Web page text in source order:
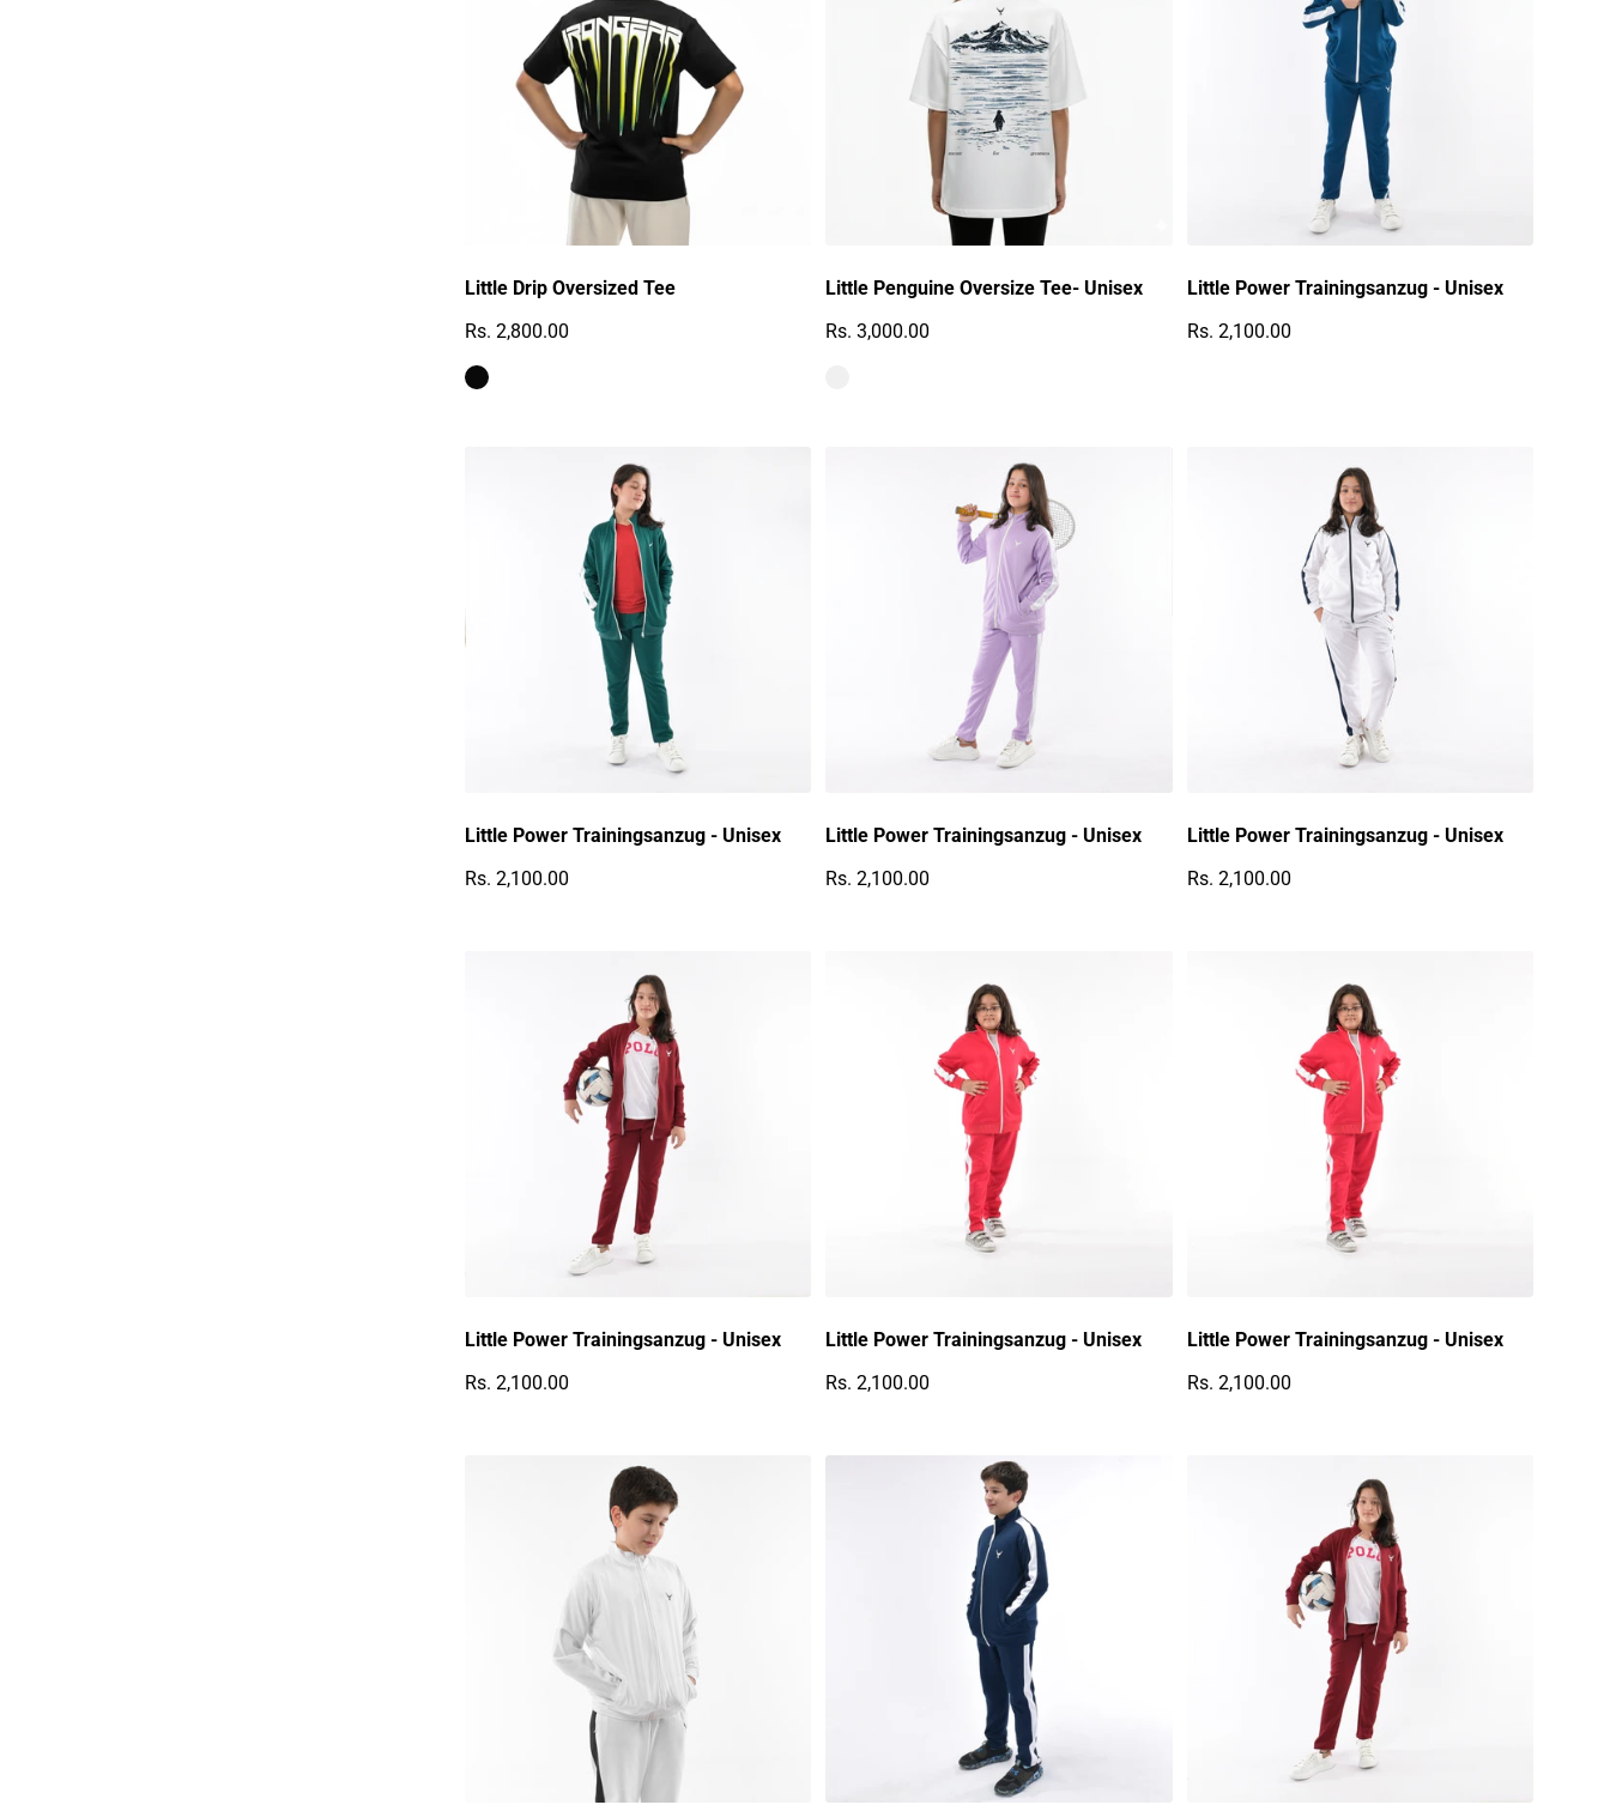
Little Drip Oversized Tee
Rs. 2,800.00
Little Penguine Oversize Tee- Unisex
Rs. 3,000.00
Little Power Trainingsanzug - Unisex
Rs. 2,100.00
Little Power Trainingsanzug - Unisex
Rs. 2,100.00
Little Power Trainingsanzug - Unisex
Rs. 2,100.00
Little Power Trainingsanzug - Unisex
Rs. 2,100.00
Little Power Trainingsanzug - Unisex
Rs. 2,100.00
Little Power Trainingsanzug - Unisex
Rs. 2,100.00
Little Power Trainingsanzug - Unisex
Rs. 2,100.00